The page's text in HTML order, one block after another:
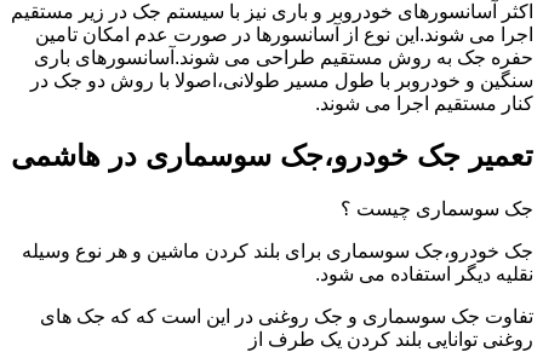
اکثر آسانسورهای خودروبر و باری نیز با سیستم جک در زیر مستقیم
اجرا می شوند.این نوع از آسانسورها در صورت عدم امکان تامین
حفره جک به روش مستقیم طراحی می شوند.آسانسورهای باری
سنگین و خودروبر با طول مسیر طولانی،اصولا با روش دو جک در
کنار مستقیم اجرا می شوند.
تعمیر جک خودرو،جک سوسماری در هاشمی
جک سوسماری چیست ؟
جک خودرو،جک سوسماری برای بلند کردن ماشین و هر نوع وسیله
نقلیه دیگر استفاده می شود.
تفاوت جک سوسماری و جک روغنی در این است که که جک های
روغنی توانایی بلند کردن یک طرف از